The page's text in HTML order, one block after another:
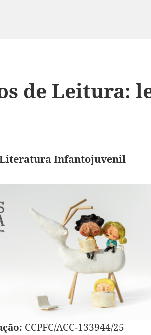
de Leitura:
Infantojuvenil
CCPFC/ACC-133944/25